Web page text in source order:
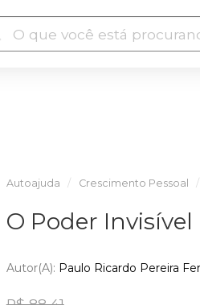
Autoajuda Crescimento Pessoal
O Poder Invisível
Autor(a): Paulo Ricardo Pereira